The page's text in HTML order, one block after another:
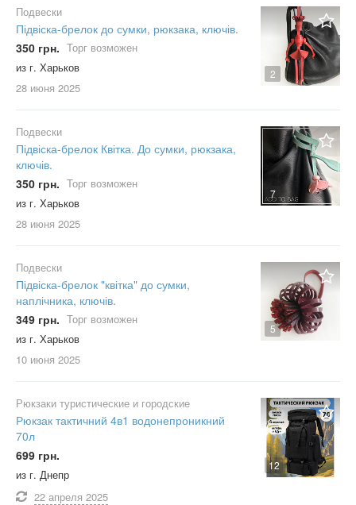
2
Подвески
Підвіска-брелок до сумки, рюкзака, ключів.
350 грн. Торг возможен
из г. Харьков
28 июня 2025
7
Подвески
Підвіска-брелок Квітка. До сумки, рюкзака,
ключів.
350 грн. Торг возможен
из г. Харьков
28 июня 2025
5
Подвески
Підвіска-брелок "квітка" до сумки,
наплічника, ключів.
349 грн. Торг возможен
из г. Харьков
10 июня 2025
12
Рюкзаки туристические и городские
Рюкзак тактичний 4в1 водонепроникний
70л
699 грн.
из г. Днепр
22 апреля 2025